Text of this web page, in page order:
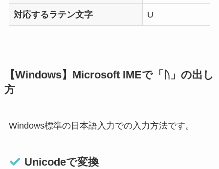
対応するラテン文字 U
【Windows】Microsoft IMEで「ᚢ」の出し
方
Windows標準の日本語入力での入力方法です。
Unicodeで変換